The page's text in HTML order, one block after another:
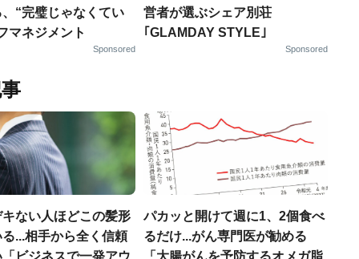
“完璧じゃなくてい
マネジメント
Sponsored
営者が選ぶシェア別荘
｢GLAMDAY STYLE｣
Sponsored
ない人ほどこの髪形
...相手から全く信頼
ビジネスで一発アウ
パカッと開けて週に1、2個食べ
るだけ...がん専門医が勧める
「大腸がんを予防するオメガ脂